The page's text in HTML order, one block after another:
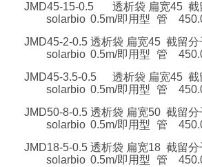
JMD45-15-0.5
透析袋 扁宽45 截
solarbio 0.5m/即用型 管
JMD45-2-0.5 透析袋 扁宽45 截留分
solarbio 0.5m/即用型 管
JMD45-3.5-0.5
透析袋 扁宽45 截
solarbio 0.5m/即用型 管
JMD50-8-0.5 透析袋 扁宽50 截留分
solarbio 0.5m/即用型 管
JMD18-5-0.5 透析袋 扁宽18 截留分
solarbio 0.5m/即用型 管